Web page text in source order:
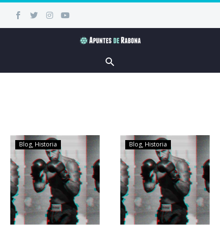
Blog Historia Blog Historia